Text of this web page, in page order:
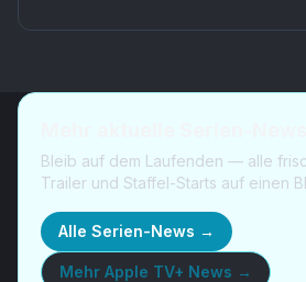
Bleib auf dem Laufenden — alle
Trailer und Staffel-Starts auf einen
Alle Serien-News →
Mehr Apple TV+ News →